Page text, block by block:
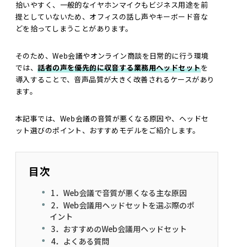
拾いやすく、一般的なイヤホンマイクもビジネス用途を前
提としていないため、オフィスの話し声やキーボード音な
どを拾ってしまうことがあります。
そのため、Web会議やオンライン商談を日常的に行う環境
では、話者の声を優先的に収音する業務用ヘッドセットを
導入することで、音声品質が大きく改善されるケースがあり
ます。
本記事では、Web会議の音質が悪くなる原因や、ヘッドセ
ット選びのポイント、おすすめモデルをご紹介します。
目次
1．Web会議で音質が悪くなる主な原因
2．Web会議用ヘッドセットを選ぶ際のポ
イント
3．おすすめのWeb会議用ヘッドセット
4．よくある質問